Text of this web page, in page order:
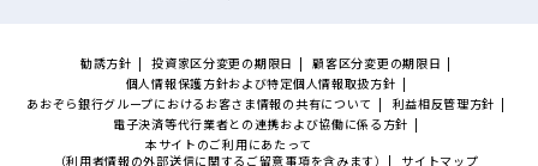
最短５ 分でお申し込み完了!
口座開設のお申込み